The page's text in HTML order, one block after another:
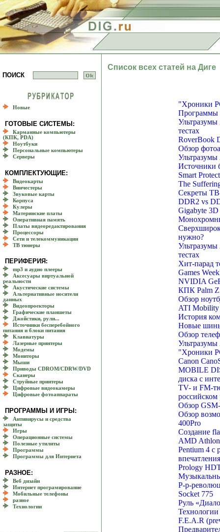
ПОИСК
Новые
ГОТОВЫЕ СИСТЕМЫ:
Карманные компьютеры
(КПК, PDA)
Ноутбуки
Персональные компьютеры
Серверы
КОМПЛЕКТУЮЩИЕ:
Видеокарты
Винчестеры
Звуковые карты
Корпуса
Кулеры
Материнские платы
Оперативная память
Платы видеоредактирования
Процессоры
Сети и телекоммуникации
ТВ тюнеры
ПЕРИФЕРИЯ:
mp3 и аудио плееры
Аксесуары виртуальной
реальности
Акустические системы
Альтернативные носители
данных
Видеопроекторы
Графические планшеты
Джойстики, рули...
Источники бесперебойного
питания и блоки питания
Клавиатуры
Лазерные принтеры
Модемы
Мониторы
Мыши
Приводы CDROM/CDRW/DVD
Сканеры
Струйные принтеры
Цифровые видеокамеры
Цифровые фотоаппараты
ПРОГРАММЫ И ИГРЫ:
Антивирусы и средства
защиты
Игры
Операционные системы
Полезные утилиты
Программы
Программы для Интернета
РАЗНОЕ:
Веб дизайн
Интернет програмирование
Мобильные телефоны
разное
Технологии
Список всех статей на Диге
"Хроники
Программы
Ультразумы
тестах
RoverBook
Обзор
Ультразумы
Источники
Smart
The
Секреты
DDR2 vs
Gigabyte 3D
нужно?
Ультразумы
тестах
Хит-парад
Games
NVIDIA
КПК Palm
Обзор
ATI Mobility
История
Новые
Обзор
Ультразумы
"Хроники
Canon
MOBILE
диска с
TV- и FM-
Обзор
Обзор
400Pro
Создание
AMD Athlon
Pentium 4 с
впечатления
Prology
Р-р-
Socket 775
Руль
F.E.A.R